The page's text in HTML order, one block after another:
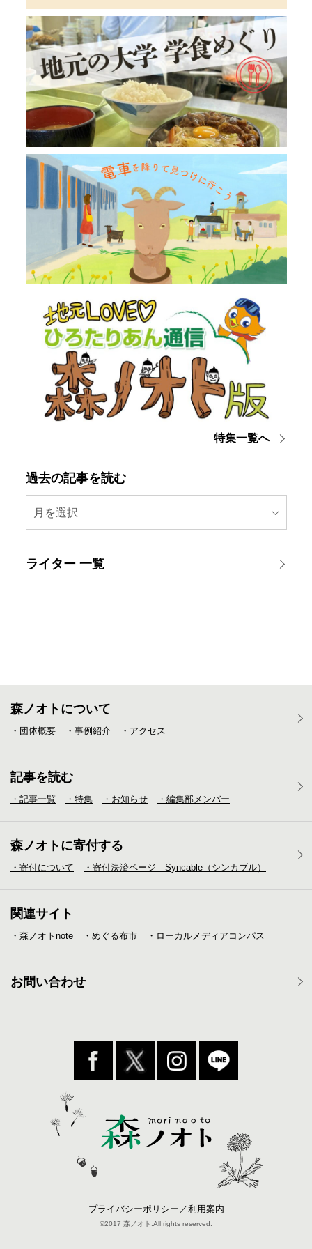
特集一覧へ
過去の記事を読む
月を選択
ライター 一覧
森ノオトについて
・団体概要 ・事例紹介 ・アクセス
記事を読む
・記事一覧 ・特集 ・お知らせ ・編集部メンバー
森ノオトに寄付する
・寄付について ・寄付決済ページ Syncable（シンカブル）
関連サイト
・森ノオトnote ・めぐる布市 ・ローカルメディア コンパス
お問い合わせ
プライバシーポリシー／利用案内
©2017 森ノオト.All rights reserved.